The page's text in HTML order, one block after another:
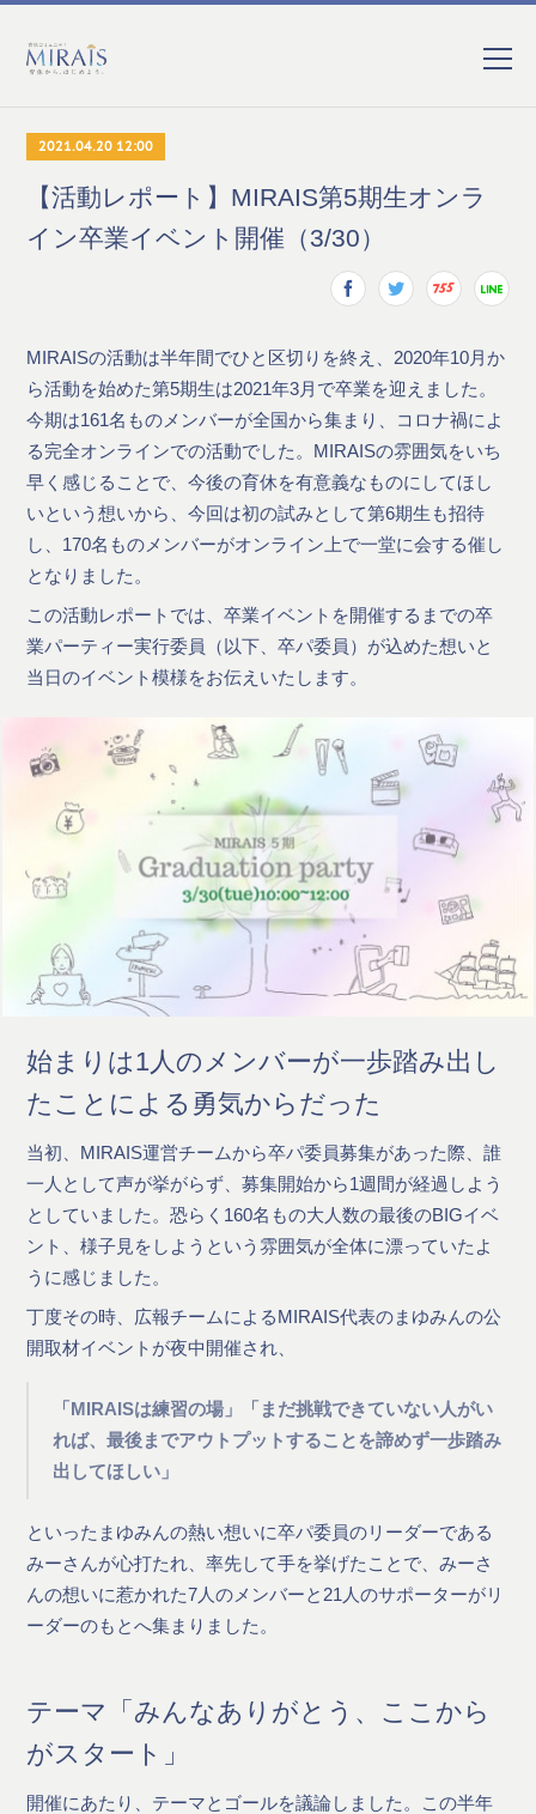
2021.04.20 12:00
【活動レポート】MIRAIS第5期生オンラ
イン卒業イベント開催（3/30）
MIRAISの活動は半年間でひと区切りを終え、2020年10月か
ら活動を始めた第5期生は2021年3月で卒業を迎えました。
今期は161名ものメンバーが全国から集まり、コロナ禍によ
る完全オンラインでの活動でした。MIRAISの雰囲気をいち
早く感じることで、今後の育休を有意義なものにしてほし
いという想いから、今回は初の試みとして第6期生も招待
し、170名ものメンバーがオンライン上で一堂に会する催し
となりました。
この活動レポートでは、卒業イベントを開催するまでの卒
業パーティー実行委員（以下、卒パ委員）が込めた想いと
当日のイベント模様をお伝えいたします。
始まりは1人のメンバーが一歩踏み出し
たことによる勇気からだった
当初、MIRAIS運営チームから卒パ委員募集があった際、誰
一人として声が挙がらず、募集開始から1週間が経過しよう
としていました。恐らく160名もの大人数の最後のBIGイベ
ント、様子見をしようという雰囲気が全体に漂っていたよ
うに感じました。
丁度その時、広報チームによるMIRAIS代表のまゆみんの公
開取材イベントが夜中開催され、
「MIRAISは練習の場」「まだ挑戦できていない人がい
れば、最後までアウトプットすることを諦めず一歩踏み
出してほしい」
といったまゆみんの熱い想いに卒パ委員のリーダーである
みーさんが心打たれ、率先して手を挙げたことで、みーさ
んの想いに惹かれた7人のメンバーと21人のサポーターがリ
ーダーのもとへ集まりました。
テーマ「みんなありがとう、ここから
がスタート」
開催にあたり、テーマとゴールを議論しました。この半年